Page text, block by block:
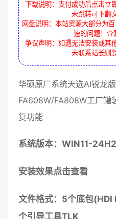
下载说明：支付成功后点击
未跳转可下翻
网盘说明：本站资源大部分为
速的问题！介
争议声明：如遇无法安装或其
未联系站长则
华硕原厂系统天选AI锐龙版
FA608W/FA808W工厂罐
复功能
系统版本：WIN11-
安装效果点击查看
文件格式：5个底包(HDI
个引导工具TLK